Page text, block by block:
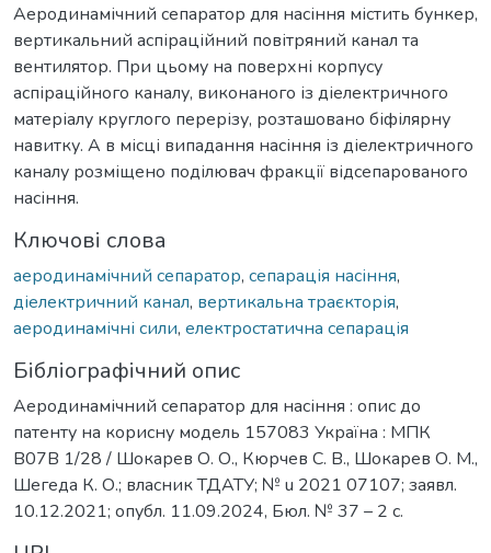
Аеродинамічний сепаратор для насіння містить бункер,
вертикальний аспіраційний повітряний канал та
вентилятор. При цьому на поверхні корпусу
аспіраційного каналу, виконаного із діелектричного
матеріалу круглого перерізу, розташовано біфілярну
навитку. А в місці випадання насіння із діелектричного
каналу розміщено поділювач фракції відсепарованого
насіння.
Ключові слова
аеродинамічний сепаратор, сепарація насіння,
діелектричний канал, вертикальна траєкторія,
аеродинамічні сили, електростатична сепарація
Бібліографічний опис
Аеродинамічний сепаратор для насіння : опис до
патенту на корисну модель 157083 Україна : МПК
B07B 1/28 / Шокарев О. О., Кюрчев С. В., Шокарев О. М.,
Шегеда К. О.; власник ТДАТУ; № u 2021 07107; заявл.
10.12.2021; опубл. 11.09.2024, Бюл. № 37 – 2 с.